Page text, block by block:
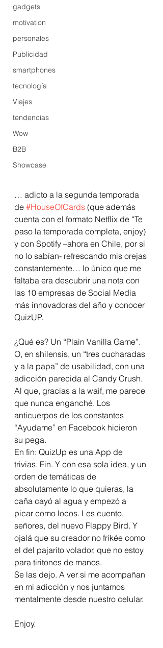
gadgets
motivation
personales
Publicidad
smartphones
tecnología
Viajes
tendencias
Wow
B2B
Showcase
… adicto a la segunda temporada
de #HouseOfCards (que además
cuenta con el formato Netflix de “Te
paso la temporada completa, enjoy)
y con Spotify –ahora en Chile, por si
no lo sabían- refrescando mis orejas
constantemente… lo único que me
faltaba era descubrir una nota con
las 10 empresas de Social Media
más innovadoras del año y conocer
QuizUP.
¿Qué es? Un “Plain Vanilla Game”.
O, en shilensis, un “tres cucharadas
y a la papa” de usabilidad, con una
adicción parecida al Candy Crush.
Al que, gracias a la waif, me parece
que nunca enganché. Los
anticuerpos de los constantes
“Ayudame” en Facebook hicieron
su pega.
En fin: QuizUp es una App de
trivias. Fin. Y con esa sola idea, y un
orden de temáticas de
absolutamente lo que quieras, la
caña cayó al agua y empezó a
picar como locos. Les cuento,
señores, del nuevo Flappy Bird. Y
ojalá que su creador no frikée como
el del pajarito volador, que no estoy
para tiritones de manos.
Se las dejo. A ver si me acompañan
en mi adicción y nos juntamos
mentalmente desde nuestro celular.
Enjoy.